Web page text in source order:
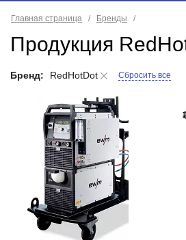
Главная страница Бренды
Продукция
Бренд: RedHotDot Сбросить все